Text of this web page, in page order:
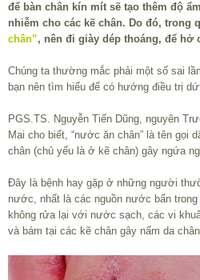
để bàn chân kín mít sẽ tạo thêm độ
nhiễm cho các kẽ chân. Do đó, trong
chân”, nên đi giày dép thoáng, để hở
Chúng ta thường mắc phải một số sai
bạn nên tìm hiểu để có hướng điều trị
PGS.TS. Nguyễn Tiến Dũng, nguyên
Mai cho biết, “nước ăn chân” là tên gọi
chân (chủ yếu là ở kẽ chân) gây ngứa
Đây là bệnh hay gặp ở những người
nước, nhất là các nguồn nước bẩn
không rửa lại với nước sạch, các vi
và bám tại các kẽ chân gây nấm da